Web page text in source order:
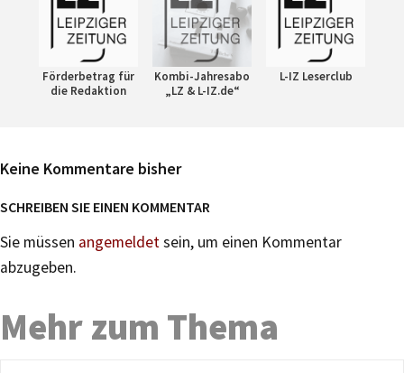
Förderbetrag für
die Redaktion
Kombi-Jahresabo
„LZ & L-IZ.de“
L-IZ Leserclub
Keine Kommentare bisher
SCHREIBEN SIE EINEN KOMMENTAR
Sie müssen angemeldetsein, um einen Kommentar
abzugeben.
Mehr zum Thema